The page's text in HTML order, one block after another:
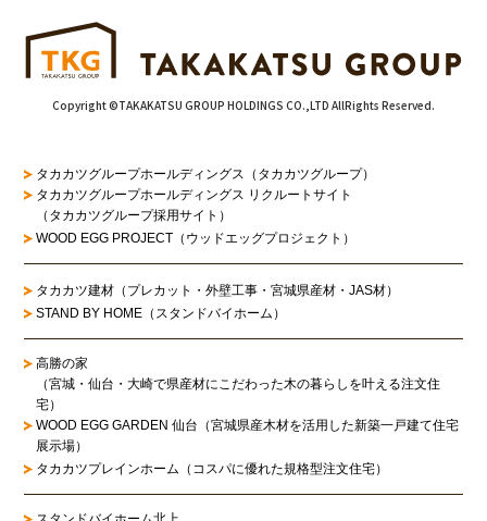
Copyright ©TAKAKATSU GROUP HOLDINGS CO.,LTD AllRights Reserved.
タカカツグループホールディングス（タカカツグループ）
タカカツグループホールディングス リクルートサイト
（タカカツグループ採用サイト）
WOOD EGG PROJECT（ウッドエッグプロジェクト）
タカカツ建材（プレカット・外壁工事・宮城県産材・JAS材）
STAND BY HOME（スタンドバイホーム）
高勝の家
（宮城・仙台・大崎で県産材にこだわった木の暮らしを叶える注文住
宅）
WOOD EGG GARDEN 仙台（宮城県産木材を活用した新築一戸建て住宅
展示場）
タカカツプレインホーム（コスパに優れた規格型注文住宅）